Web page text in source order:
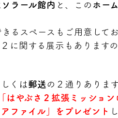
ソラール館内 と、この ホー
るスペースもご用意してお
に関する展示もあります
しくは 郵送 の２通りあります
はやぶさ２拡張ミッション
ファイル」をプレゼント